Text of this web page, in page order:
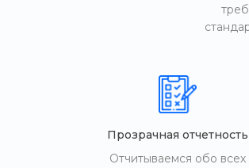
Прозрачная отчетность
Отчитываемся обо всех